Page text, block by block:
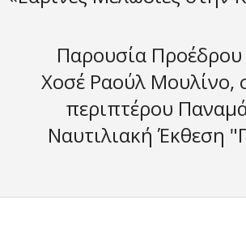
Παρουσία
Χοσέ Ραούλ Μουλίνο,
περιπτέρου
Ναυτιλιακή Έκθεση